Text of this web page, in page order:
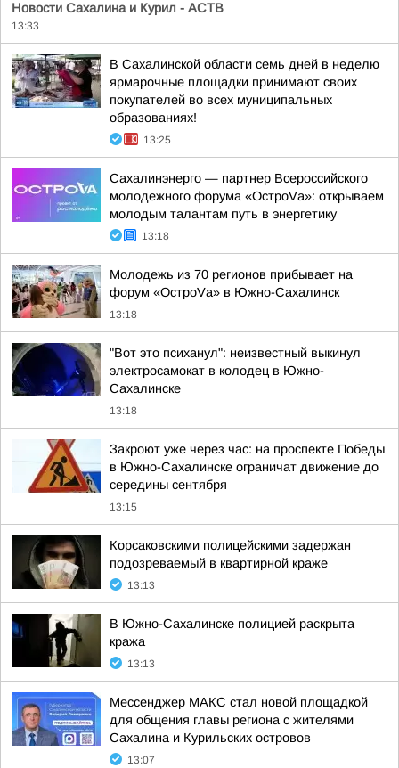
Новости Сахалина и Курил - АСТВ
13:33
В Сахалинской области семь дней в неделю
ярмарочные площадки принимают своих
покупателей во всех муниципальных
образованиях!
13:25
Сахалинэнерго — партнер Всероссийского
молодежного форума «ОстроVа»: открываем
молодым талантам путь в энергетику
13:18
Молодежь из 70 регионов прибывает на
форум «ОстроVа» в Южно-Сахалинск
13:18
"Вот это психанул": неизвестный выкинул
электросамокат в колодец в Южно-
Сахалинске
13:18
Закроют уже через час: на проспекте Победы
в Южно-Сахалинске ограничат движение до
середины сентября
13:15
Корсаковскими полицейскими задержан
подозреваемый в квартирной краже
13:13
В Южно-Сахалинске полицией раскрыта
кража
13:13
Мессенджер МАКС стал новой площадкой
для общения главы региона с жителями
Сахалина и Курильских островов
13:07